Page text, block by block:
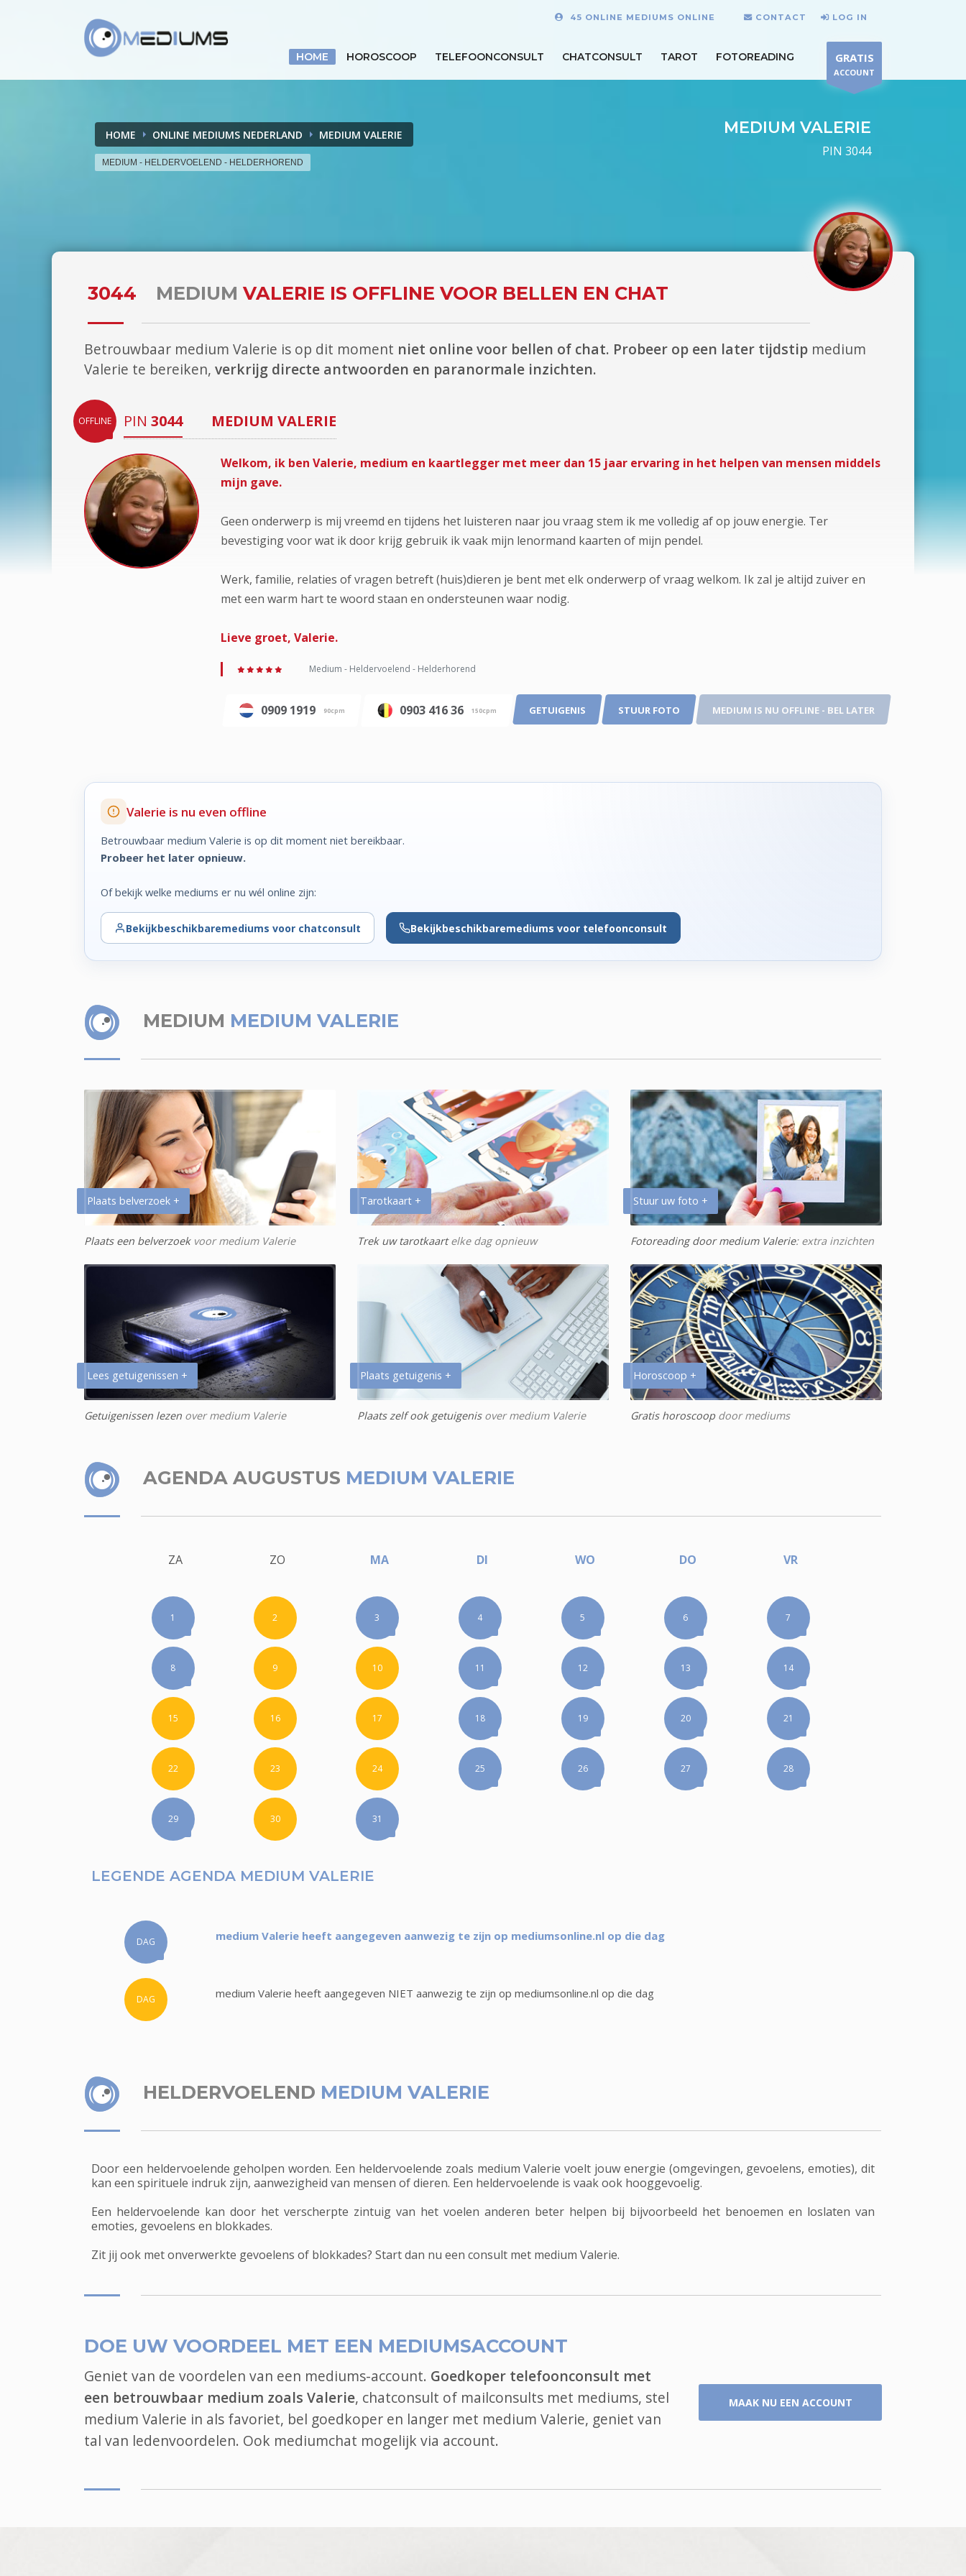
45 ONLINE MEDIUMS ONLINE CONTACT LOG IN
HOME HOROSCOOP TELEFOONCONSULT CHATCONSULT TAROT FOTOREADING GRATIS
ACCOUNT
HOME ONLINE MEDIUMS NEDERLAND MEDIUM VALERIE
MEDIUM - HELDERVOELEND - HELDERHOREND
MEDIUM VALERIE
PIN 3044
3044 MEDIUM VALERIE IS OFFLINE VOOR BELLEN EN CHAT
Betrouwbaar medium Valerie is op dit moment niet online voor bellen of chat. Probeer op een later tijdstip medium
Valerie te bereiken, verkrijg directe antwoorden en paranormale inzichten.
OFFLINE PIN 3044 MEDIUM VALERIE
Welkom, ik ben Valerie, medium en kaartlegger met meer dan 15 jaar ervaring in het helpen van mensen middels
mijn gave.
Geen onderwerp is mij vreemd en tijdens het luisteren naar jou vraag stem ik me volledig af op jouw energie. Ter
bevestiging voor wat ik door krijg gebruik ik vaak mijn lenormand kaarten of mijn pendel.
Werk, familie, relaties of vragen betreft (huis)dieren je bent met elk onderwerp of vraag welkom. Ik zal je altijd zuiver en
met een warm hart te woord staan en ondersteunen waar nodig.
Lieve groet, Valerie.
Medium - Heldervoelend - Helderhorend
0909 1919 90cpm 0903 416 36 150cpm GETUIGENIS STUUR FOTO MEDIUM IS NU OFFLINE - BEL LATER
Valerie is nu even offline
Betrouwbaar medium Valerie is op dit moment niet bereikbaar.
Probeer het later opnieuw.
Of bekijk welke mediums er nu wél online zijn:
Bekijkbeschikbaremediums voor chatconsult Bekijkbeschikbaremediums voor telefoonconsult
MEDIUM MEDIUM VALERIE
Plaats belverzoek +
Plaats een belverzoekvoor medium Valerie
Tarotkaart +
Trek uw tarotkaartelke dag opnieuw
Stuur uw foto +
Fotoreading door medium Valerie: extra inzichten
Lees getuigenissen +
Getuigenissen lezen over medium Valerie
Plaats getuigenis +
Plaats zelf ook getuigenisover medium Valerie
Horoscoop +
Gratis horoscoopdoor mediums
AGENDA AUGUSTUS MEDIUM VALERIE
ZA ZO MA DI WO DO VR
1 2 3 4 5 6 7
8 9 10 11 12 13 14
15 16 17 18 19 20 21
22 23 24 25 26 27 28
29 30 31
LEGENDE AGENDA MEDIUM VALERIE
DAG medium Valerie heeft aangegeven aanwezig te zijn op mediumsonline.nl op die dag
DAG medium Valerie heeft aangegeven NIET aanwezig te zijn op mediumsonline.nl op die dag
HELDERVOELEND MEDIUM VALERIE
Door een heldervoelende geholpen worden. Een heldervoelende zoals medium Valerie voelt jouw energie (omgevingen, gevoelens, emoties), dit
kan een spirituele indruk zijn, aanwezigheid van mensen of dieren. Een heldervoelende is vaak ook hooggevoelig.
Een heldervoelende kan door het verscherpte zintuig van het voelen anderen beter helpen bij bijvoorbeeld het benoemen en loslaten van
emoties, gevoelens en blokkades.
Zit jij ook met onverwerkte gevoelens of blokkades? Start dan nu een consult met medium Valerie.
DOE UW VOORDEEL MET EEN MEDIUMSACCOUNT
Geniet van de voordelen van een mediums-account. Goedkoper telefoonconsult met
een betrouwbaar medium zoals Valerie, chatconsult of mailconsults met mediums, stel
medium Valerie in als favoriet, bel goedkoper en langer met medium Valerie, geniet van
tal van ledenvoordelen. Ook mediumchat mogelijk via account.
MAAK NU EEN ACCOUNT